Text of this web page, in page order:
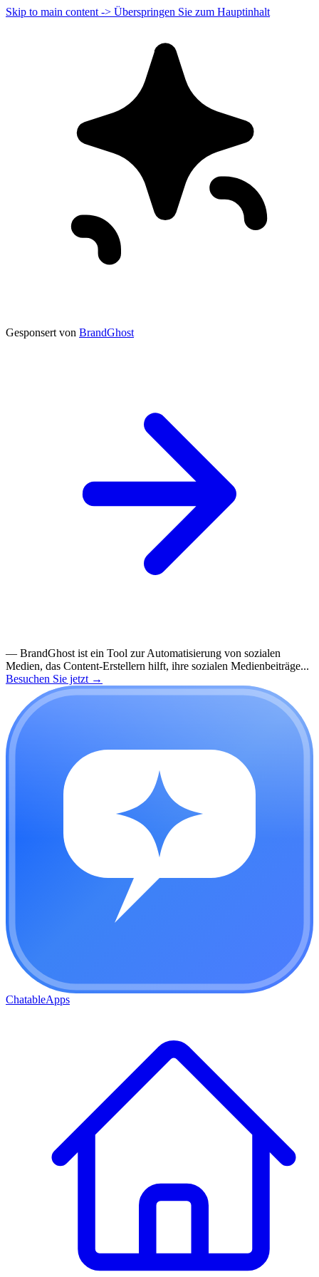
Skip to main content -> Überspringen Sie zum Hauptinhalt
Gesponsert von BrandGhost
— BrandGhost ist ein Tool zur Automatisierung von sozialen
Medien, das Content-Erstellern hilft, ihre sozialen Medienbeiträge...
Besuchen Sie jetzt →
ChatableApps